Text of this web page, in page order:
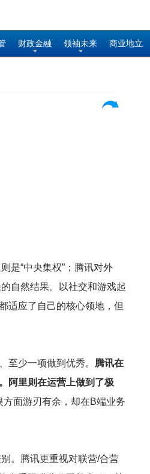
财政金融 领袖未来 商业地立
是“中央集权”；腾讯对外
自然结果。以社交和游戏起
适应了自己的核心领地，但
至少一项做到优秀。 腾讯在
阿里则在运营上做到了极
方面游刃有余，却在B端业务
。腾讯更重视对联营/合营